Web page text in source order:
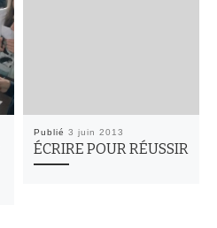
Publié 3 juin 2013
ÉCRIRE POUR RÉUSSIR